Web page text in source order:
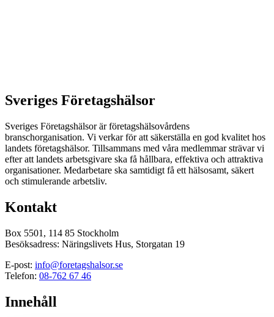
Sveriges Företagshälsor
Sveriges Företagshälsor är företagshälsovårdens
branschorganisation. Vi verkar för att säkerställa en god kvalitet hos
landets företagshälsor. Tillsammans med våra medlemmar strävar vi
efter att landets arbetsgivare ska få hållbara, effektiva och attraktiva
organisationer. Medarbetare ska samtidigt få ett hälsosamt, säkert
och stimulerande arbetsliv.
Kontakt
Box 5501, 114 85 Stockholm
Besöksadress: Näringslivets Hus, Storgatan 19
E-post: info@foretagshalsor.se
Telefon: 08-762 67 46
Innehåll